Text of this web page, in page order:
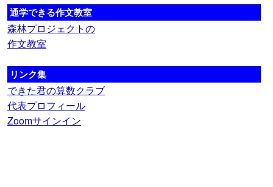
通学できる作文教室
森林プロジェクトの
作文教室
リンク集
できた君の算数クラブ
代表プロフィール
Zoomサインイン